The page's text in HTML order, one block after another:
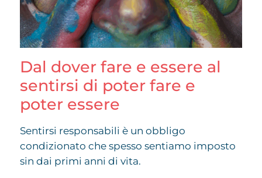
Dal dover fare e essere al
sentirsi di poter fare e
poter essere
Sentirsi responsabili è un obbligo
condizionato che spesso sentiamo imposto
sin dai primi anni di vita.